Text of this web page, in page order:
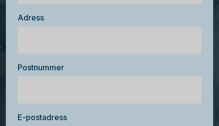
Adress
Postnummer
E-postadress